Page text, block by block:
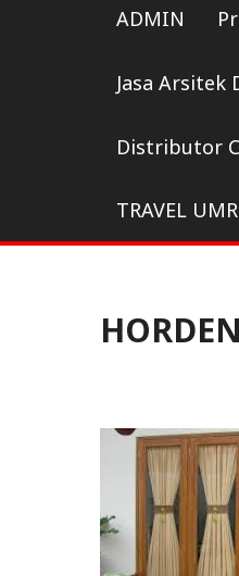
ADMIN
Jasa Arsitek
Distributor
TRAVEL